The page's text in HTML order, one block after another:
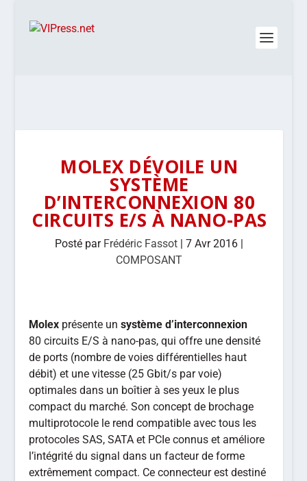
MOLEX DÉVOILE UN
SYSTÈME
D’INTERCONNEXION 80
CIRCUITS E/S À NANO-PAS
Posté par Frédéric Fassot |7 Avr 2016 |
COMPOSANT
Molex présente unsystème d’interconnexion
80 circuits E/S à nano-pas, qui offre une densité
de ports (nombre de voies différentielles haut
débit) et une vitesse (25 Gbit/s par voie)
optimales dans un boîtier à ses yeux le plus
compact du marché. Son concept de brochage
multiprotocole le rend compatible avec tous les
protocoles SAS, SATA et PCIe connus et améliore
l’intégrité du signal dans un facteur de forme
extrêmement compact. Ce connecteur est destiné